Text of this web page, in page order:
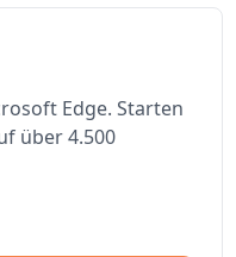
Edge. Starten
über 4.500